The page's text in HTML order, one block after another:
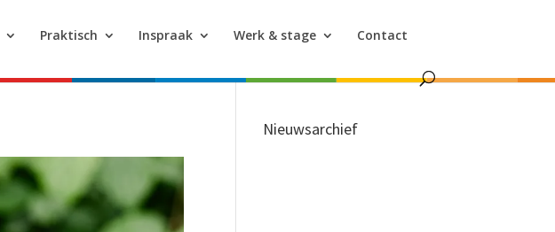
Praktisch Inspraak Werk & stage Contact
Nieuwsarchief